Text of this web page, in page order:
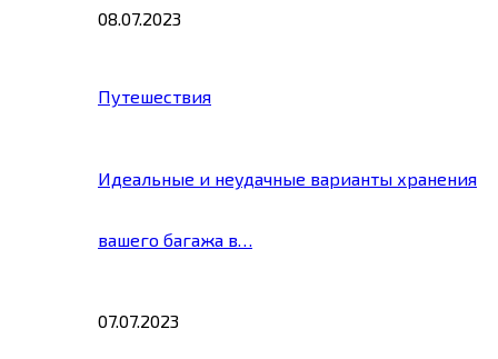
08.07.2023
Путешествия
Идеальные и неудачные варианты хранения
вашего багажа в…
07.07.2023